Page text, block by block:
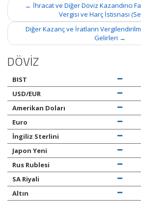
navigation
← İhracat ve Diğer Döviz Kazandırıcı
Vergisi ve Harç İstisnası
Diğer Kazanç ve İratların
Gelirleri →
DÖVİZ
BIST
USD/EUR
Amerikan Doları
Euro
İngiliz Sterlini
Japon Yeni
Rus Rublesi
SA Riyali
Altın